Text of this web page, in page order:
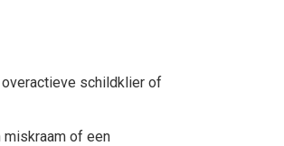
schildklier of
miskraam of een